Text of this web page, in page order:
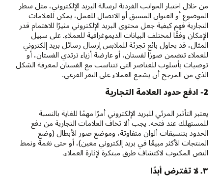
من خلال اختبار الجوانب الفردية لرسالة البريد الإلكتروني، مثل سطر
الموضوع أو العنوان المسبق أو الاتصال للعمل، يمكن للعلامات
التجارية فهم كيفية جعل محتوى البريد الإلكتروني مثيرًا للاهتمام قدر
الإمكان وفقًا لمختلف البيانات الديموغرافية للعملاء. على سبيل
المثال، قد يحاول بائع تجزئة للملابس إرسال رسائل بريد إلكتروني
للعملاء تتضمن صورًا لفستان، أو عارضة أزياء ترتدي الفستان، أو
توصيات بأسلوب للعناصر التي تتناسب مع الفستان لمعرفة الشكل
الذي من المرجح أن يشجع العملاء على النقر الفرعي.
2- ادفع حدود العلامة التجارية
يعتبر التأثير المرئي للبريد الإلكتروني أمرًا مهمًا للغاية بالنسبة
للمستهلك عند فتحه. يجب ألا تخاف العلامات التجارية من دفع
الحدود بتنسيقات ألوان متفاوتة، وموضع صور الأبطال (وضع
المنتجات الأكثر مبيعًا في بريد إلكتروني معين)، أو حتى نغمة ونمط
النص المكتوب لاكتشاف طرق مبتكرة لإثارة العملاء.
٣. لا تفترض أبدًا